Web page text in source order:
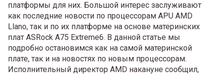
платформы для них. Большой интерес заслуживают
как последние новости по процессорам APU AMD
Llano, так и по их платформе на основе материнских
плат ASRock A75 Extreme6. В данной статье мы
подробно остановимся как на самой материнской
плате, так и на новостях по новым процессорам.
Исполнительный директор AMD накануне сообщил,